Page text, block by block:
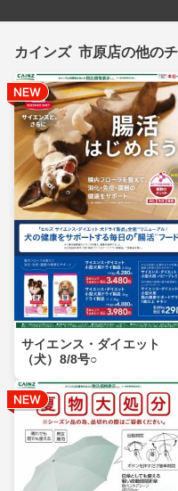
カインズ 市原店の他の
サイエンス・ダイエット
（犬）8/8号○